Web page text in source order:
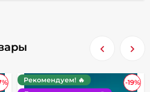
-19%
Рекомендуем! 🔥